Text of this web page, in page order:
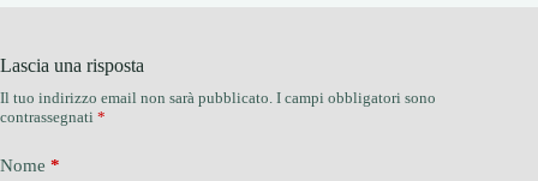
Lascia una risposta
Il tuo indirizzo email non sarà pubblicato. I campi obbligatori sono
contrassegnati *
Nome *